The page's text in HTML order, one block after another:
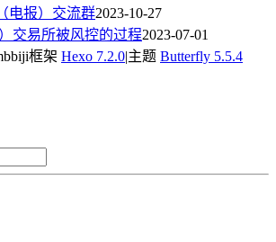
电报）交流群2023-10-27
交易所被风控的过程2023-07-01
框架 Hexo 7.2.0|主题 Butterfly 5.5.4